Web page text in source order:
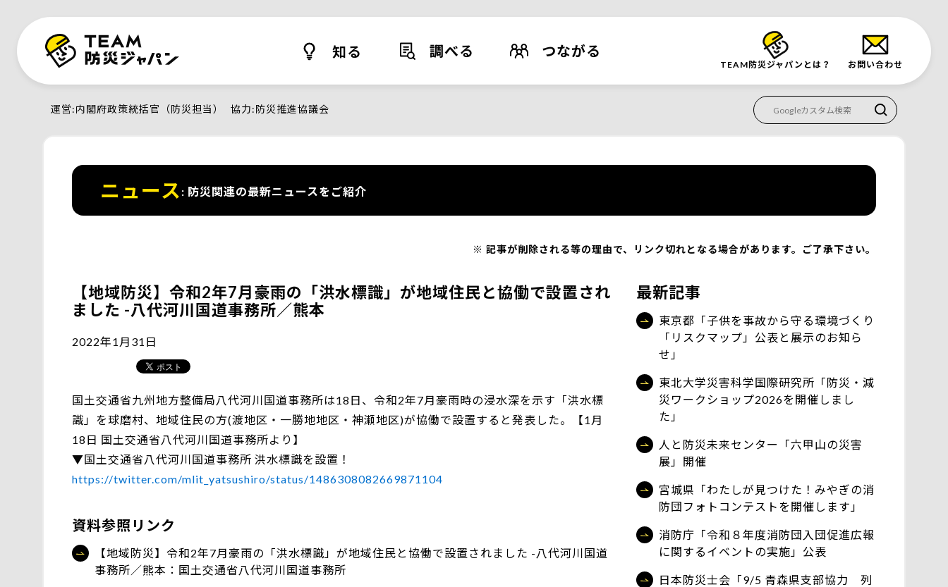
知る 調べる つながる
TEAM防災ジャパンとは？ お問い合わせ
運営 内閣府政策統括官（防災担当） 協力 防災推進協議会
ニュース 防災関連の最新ニュースをご紹介
記事が削除される等の理由で、リンク切れとなる場合があります。ご了承下さい。
【地域防災】令和2年7月豪雨の「洪水標識」が地域住民と協働で設置され
ました -八代河川国道事務所／熊本
2022年1月31日
国土交通省九州地方整備局八代河川国道事務所は18日、令和2年7月豪雨時の浸水深を示す「洪水標
識」を球磨村、地域住民の方(渡地区・一勝地地区・神瀬地区)が協働で設置すると発表した。【1月
18日 国土交通省八代河川国道事務所より】
▼国土交通省八代河川国道事務所 洪水標識を設置！
https://twitter.com/mlit_yatsushiro/status/1486308082669871104
資料参照リンク
【地域防災】令和2年7月豪雨の「洪水標識」が地域住民と協働で設置されました -八代河川国道
事務所／熊本：国土交通省八代河川国道事務所
最新記事
東京都「子供を事故から守る環境づくり
「リスクマップ」公表と展示のお知ら
せ」
東北大学災害科学国際研究所「防災・減
災ワークショップ2026を開催しまし
た」
人と防災未来センター「六甲山の災害
展」開催
宮城県「わたしが見つけた！みやぎの消
防団フォトコンテストを開催します」
消防庁「令和８年度消防団入団促進広報
に関するイベントの実施」公表
日本防災士会「9/5 青森県支部協力 列